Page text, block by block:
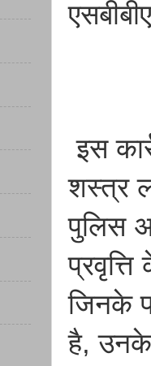
इस
शस्त्र
पुलिस
जिनके
है, उनके